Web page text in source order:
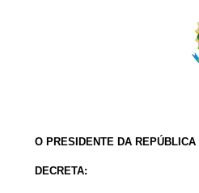
O PRESIDENTE DA REPÚBLICA
DECRETA: